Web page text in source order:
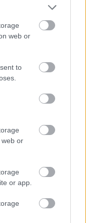
web or
to
web or
or app.